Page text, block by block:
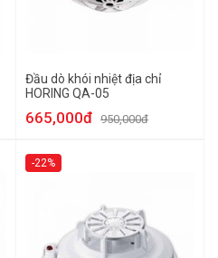
Đầu dò khói nhiệt địa chỉ
HORING QA-05
665,000đ 950,000đ
-22%